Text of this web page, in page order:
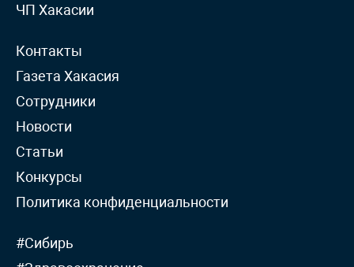
ЧП Хакасии
Контакты
Газета Хакасия
Сотрудники
Новости
Статьи
Конкурсы
Политика конфиденциальности
#Сибирь